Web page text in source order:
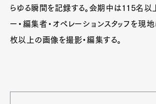
らゆる瞬間を記録する。会期中は115名以
ー・編集者・オペレーションスタッフを現
枚以上の画像を撮影・編集する。